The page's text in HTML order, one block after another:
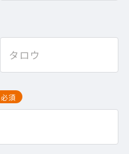
必須